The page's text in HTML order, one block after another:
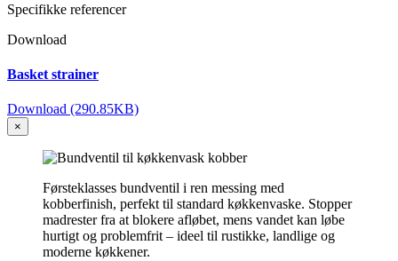
Specifikke referencer
Download
Basket strainer
Download (290.85KB)
×
Førsteklasses bundventil i ren messing med
kobberfinish, perfekt til standard køkkenvaske. Stopper
madrester fra at blokere afløbet, mens vandet kan løbe
hurtigt og problemfrit – ideel til rustikke, landlige og
moderne køkkener.